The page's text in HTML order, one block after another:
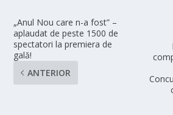
„Anul Nou care n-a fost” –
aplaudat de peste 1500 de
spectatori la premiera de
gală!
ANTERIOR